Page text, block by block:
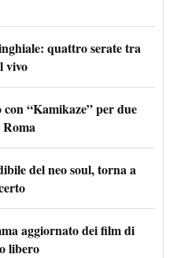
quattro serate tra
vivo
“Kamikaze” per due
del neo soul, torna a
aggiornato dei film di
libero